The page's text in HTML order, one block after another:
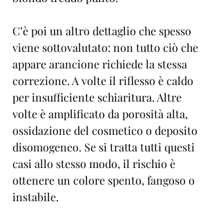
C’è poi un altro dettaglio che spesso
viene sottovalutato: non tutto ciò che
appare arancione richiede la stessa
correzione. A volte il riflesso è caldo
per insufficiente schiaritura. Altre
volte è amplificato da porosità alta,
ossidazione del cosmetico o deposito
disomogeneo. Se si tratta tutti questi
casi allo stesso modo, il rischio è
ottenere un colore spento, fangoso o
instabile.